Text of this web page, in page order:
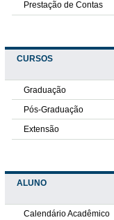
Prestação de Contas
CURSOS
Graduação
Pós-Graduação
Extensão
ALUNO
Calendário Acadêmico